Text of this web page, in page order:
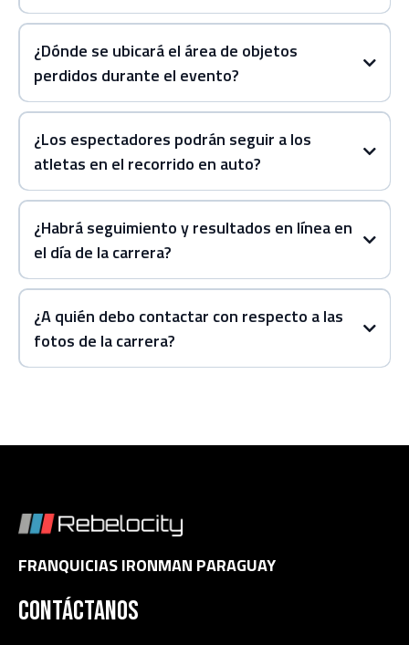
Atletas ecuatorianos
Atletas internacionales
¿Dónde se ubicará el área de objetos
perdidos durante el evento?
¿Los espectadores podrán seguir a los
atletas en el recorrido en auto?
¿Habrá seguimiento y resultados en línea en
el día de la carrera?
¿A quién debo contactar con respecto a las
fotos de la carrera?
FRANQUICIAS IRONMAN PARAGUAY
Contáctanos